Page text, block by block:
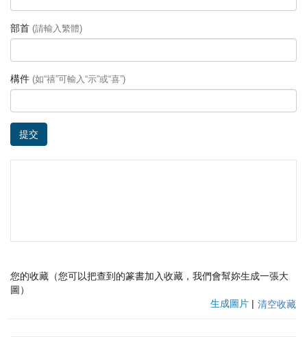
部首 (請輸入繁體)
構件 (如“禧”可輸入“示”或“喜”)
提交
您的收藏（您可以把查到的篆書加入收藏，我們會幫妳生成一張大
圖）
生成圖片 | 清空收藏